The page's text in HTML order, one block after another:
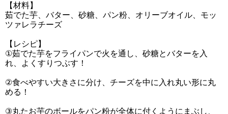
【材料】
茹でた芋、バター、砂糖、パン粉、オリーブオイル、モッ
ツァレラチーズ
【レシピ】
①茹でた芋をフライパンで火を通し、砂糖とバターを入
れ、よくすりつぶす！
②食べやすい大きさに分け、チーズを中に入れ丸い形に丸
める！
③丸たお芋のボールをパン粉が全体に付くようにまぶし、